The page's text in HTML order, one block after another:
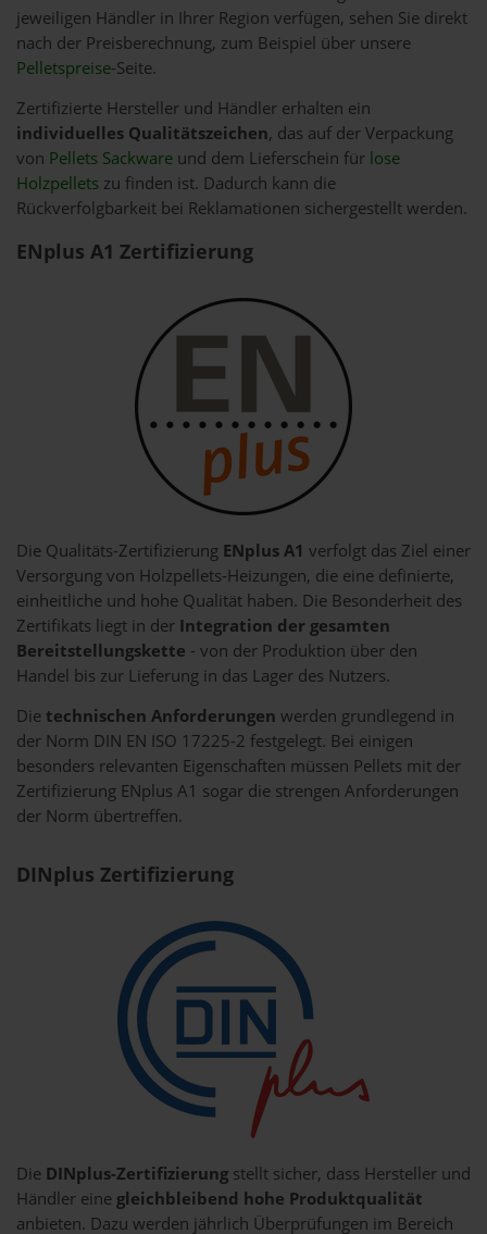
jeweiligen Händler in Ihrer Region verfügen, sehen Sie direkt
nach der Preisberechnung, zum Beispiel über unsere
Pelletspreise-Seite.
Zertifizierte Hersteller und Händler erhalten ein
individuelles Qualitätszeichen, das auf der Verpackung
von Pellets Sackware und dem Lieferschein für lose
Holzpellets zu finden ist. Dadurch kann die
Rückverfolgbarkeit bei Reklamationen sichergestellt werden.
ENplus A1 Zertifizierung
Die Qualitäts-Zertifizierung ENplus A1 verfolgt das Ziel einer
Versorgung von Holzpellets-Heizungen, die eine definierte,
einheitliche und hohe Qualität haben. Die Besonderheit des
Zertifikats liegt in der Integration der gesamten
Bereitstellungskette - von der Produktion über den
Handel bis zur Lieferung in das Lager des Nutzers.
Die technischen Anforderungen werden grundlegend in
der Norm DIN EN ISO 17225-2 festgelegt. Bei einigen
besonders relevanten Eigenschaften müssen Pellets mit der
Zertifizierung ENplus A1 sogar die strengen Anforderungen
der Norm übertreffen.
DINplus Zertifizierung
Die DINplus-Zertifizierung stellt sicher, dass Hersteller und
Händler einegleichbleibend hohe Produktqualität
anbieten. Dazu werden jährlich Überprüfungen im Bereich